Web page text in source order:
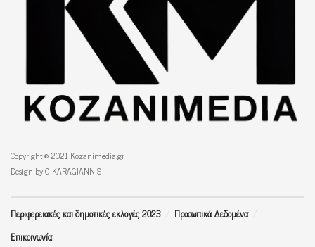
Copyright © 2021 Kozanimedia.gr |
Design by G KARAGIANNIS
Περιφερειακές και δημοτικές εκλογές 2023
Προσωπικά Δεδομένα
Επικοινωνία